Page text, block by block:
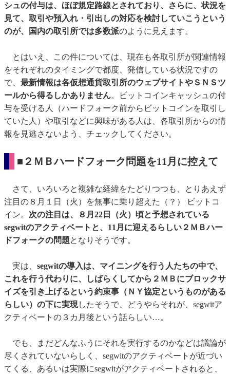
シュの付与は、ほぼ規定路線とされており、さらに、状況を
見て、取引や預入れ・引出しの対応を検討していこうという
のが、国内の取引所では多数派のように見えます。
とはいえ、この件については、現在も各取引所が関連情報
をそれぞれのタイミングで都度、発信している状況ですの
で、 最新情報は各仮想通貨取引所のウェブサイトやＳＮＳツ
ールから得るしかありません。ビットコインキャッシュの付
与を受ける人（ハードフォーク前からビットコインを取引し
ていた人）や取引などに興味がある人は、各取引所からの情
報を見逃さないよう、チェックしてください。
■２ＭＢハードフォーク問題を11月に控えて
さて、いろいろと複雑な経緯をたどりつつも、とりあえず
注目の８月１日（火）を無事に乗り超えた（？） ビットコ
イン。 次の注目は、８月22日（火）頃と予想されている
segwitのアクティベートと、11月に迎えるらしい２ＭＢハー
ドフォークの問題となりそうです。
実は、 segwitの導入は、マイニングを行う人たちの中で、
これを行う代わりに、しばらくしてから２ＭＢにブロックサ
イズを引き上げるという約束事（ＮＹ協定というものがある
らしい）の下に実現したそうで、どうやらそれが、segwitア
クティベートの３カ月後という話らしい…。
でも、まだどんなふうにそれを実行するのかなどは議論が
尽くされていないらしく、segwitのアクティベートが近づい
てくる、あるいは実際にsegwitがアクティベートされると、